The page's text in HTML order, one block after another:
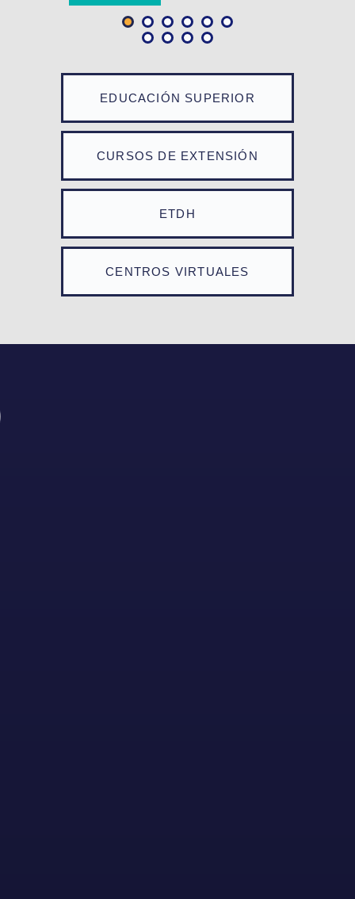
EDUCACIÓN SUPERIOR
CURSOS DE EXTENSIÓN
ETDH
CENTROS VIRTUALES